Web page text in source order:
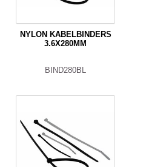
NYLON KABELBINDERS
3.6X280MM
BIND280BL